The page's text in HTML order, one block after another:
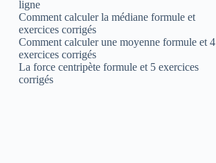
ligne
Comment calculer la médiane formule et
exercices corrigés
Comment calculer une moyenne formule et 4
exercices corrigés
La force centripète formule et 5 exercices
corrigés